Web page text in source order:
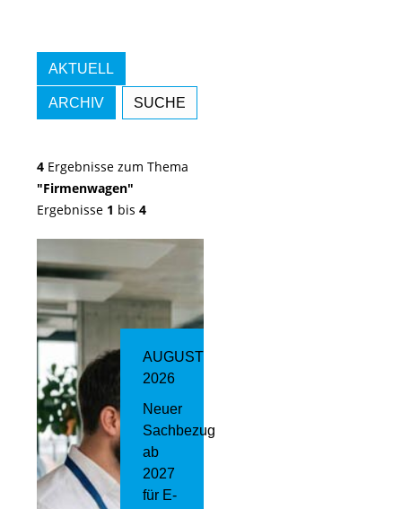
AKTUELL
ARCHIV SUCHE
4 Ergebnisse zum Thema
"Firmenwagen"
Ergebnisse 1 bis 4
AUGUST
2026
Neuer
Sachbezug
ab
2027
für E-